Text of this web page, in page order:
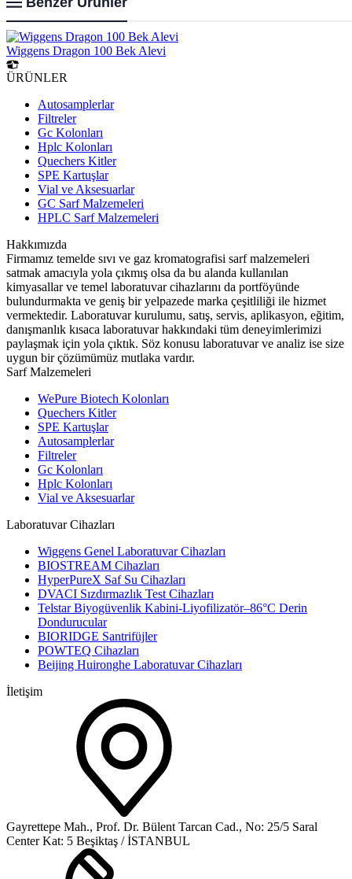
Wiggens Dragon 100 Bek Alevi
ÜRÜNLER
Autosamplerlar
Filtreler
Gc Kolonları
Hplc Kolonları
Quechers Kitler
SPE Kartuşlar
Vial ve Aksesuarlar
GC Sarf Malzemeleri
HPLC Sarf Malzemeleri
Hakkımızda
Firmamız temelde sıvı ve gaz kromatografisi sarf malzemeleri
satmak amacıyla yola çıkmış olsa da bu alanda kullanılan
kimyasallar ve temel laboratuvar cihazlarını da portföyünde
bulundurmakta ve geniş bir yelpazede marka çeşitliliği ile hizmet
vermektedir. Laboratuvar kurulumu, satış, servis, aplikasyon, eğitim,
danışmanlık kısaca laboratuvar hakkındaki tüm deneyimlerimizi
paylaşmak için yola çıktık. Söz konusu laboratuvar ve analiz ise size
uygun bir çözümümüz mutlaka vardır.
Sarf Malzemeleri
WePure Biotech Kolonları
Quechers Kitler
SPE Kartuşlar
Autosamplerlar
Filtreler
Gc Kolonları
Hplc Kolonları
Vial ve Aksesuarlar
Laboratuvar Cihazları
Wiggens Genel Laboratuvar Cihazları
BIOSTREAM Cihazları
HyperPureX Saf Su Cihazları
DVACI Sızdırmazlık Test Cihazları
Telstar Biyogüvenlik Kabini-Liyofilizatör–86°C Derin
Dondurucular
BIORIDGE Santrifüjler
POWTEQ Cihazları
Beijing Huironghe Laboratuvar Cihazları
İletişim
Gayrettepe Mah., Prof. Dr. Bülent Tarcan Cad., No: 25/5 Saral
Center Kat: 5 Beşiktaş / İSTANBUL